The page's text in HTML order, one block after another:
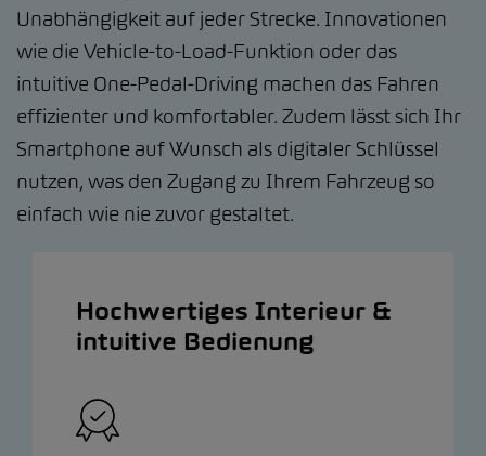
Unabhängigkeit auf jeder Strecke. Innovationen
wie die Vehicle-to-Load-Funktion oder das
intuitive One-Pedal-Driving machen das Fahren
effizienter und komfortabler. Zudem lässt sich Ihr
Smartphone auf Wunsch als digitaler Schlüssel
nutzen, was den Zugang zu Ihrem Fahrzeug so
einfach wie nie zuvor gestaltet.
Hochwertiges Interieur &
intuitive Bedienung